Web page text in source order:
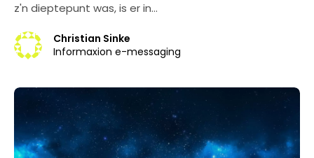
z'n dieptepunt was, is er in…
Christian Sinke
Informaxion e-messaging